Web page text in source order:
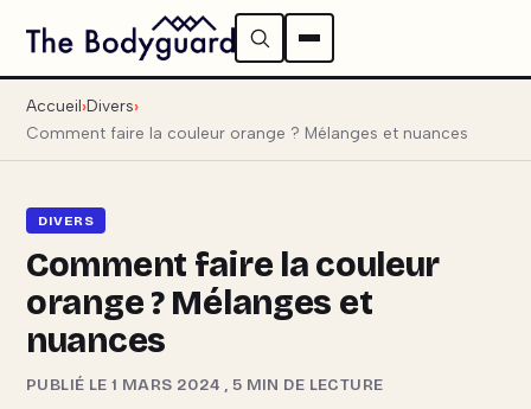
Accueil Divers
Comment faire la couleur orange ? Mélanges et nuances
DIVERS
Comment faire la couleur
orange ? Mélanges et
nuances
PUBLIÉ LE 1 MARS 2024 , 5 MIN DE LECTURE